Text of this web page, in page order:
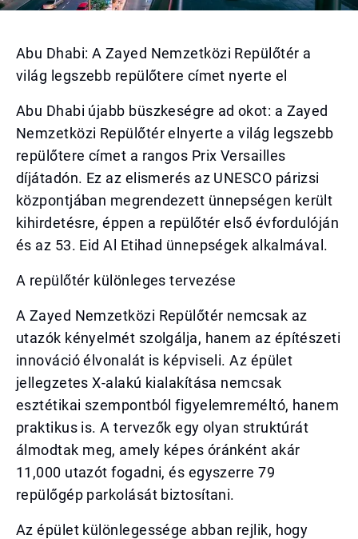
Abu Dhabi: A Zayed Nemzetközi Repülőtér a
világ legszebb repülőtere címet nyerte el
Abu Dhabi újabb büszkeségre ad okot: a Zayed
Nemzetközi Repülőtér elnyerte a világ legszebb
repülőtere címet a rangos Prix Versailles
díjátadón. Ez az elismerés az UNESCO párizsi
központjában megrendezett ünnepségen került
kihirdetésre, éppen a repülőtér első évfordulóján
és az 53. Eid Al Etihad ünnepségek alkalmával.
A repülőtér különleges tervezése
A Zayed Nemzetközi Repülőtér nemcsak az
utazók kényelmét szolgálja, hanem az építészeti
innováció élvonalát is képviseli. Az épület
jellegzetes X-alakú kialakítása nemcsak
esztétikai szempontból figyelemreméltó, hanem
praktikus is. A tervezők egy olyan struktúrát
álmodtak meg, amely képes óránként akár
11,000 utazót fogadni, és egyszerre 79
repülőgép parkolását biztosítani.
Az épület különlegessége abban rejlik, hogy